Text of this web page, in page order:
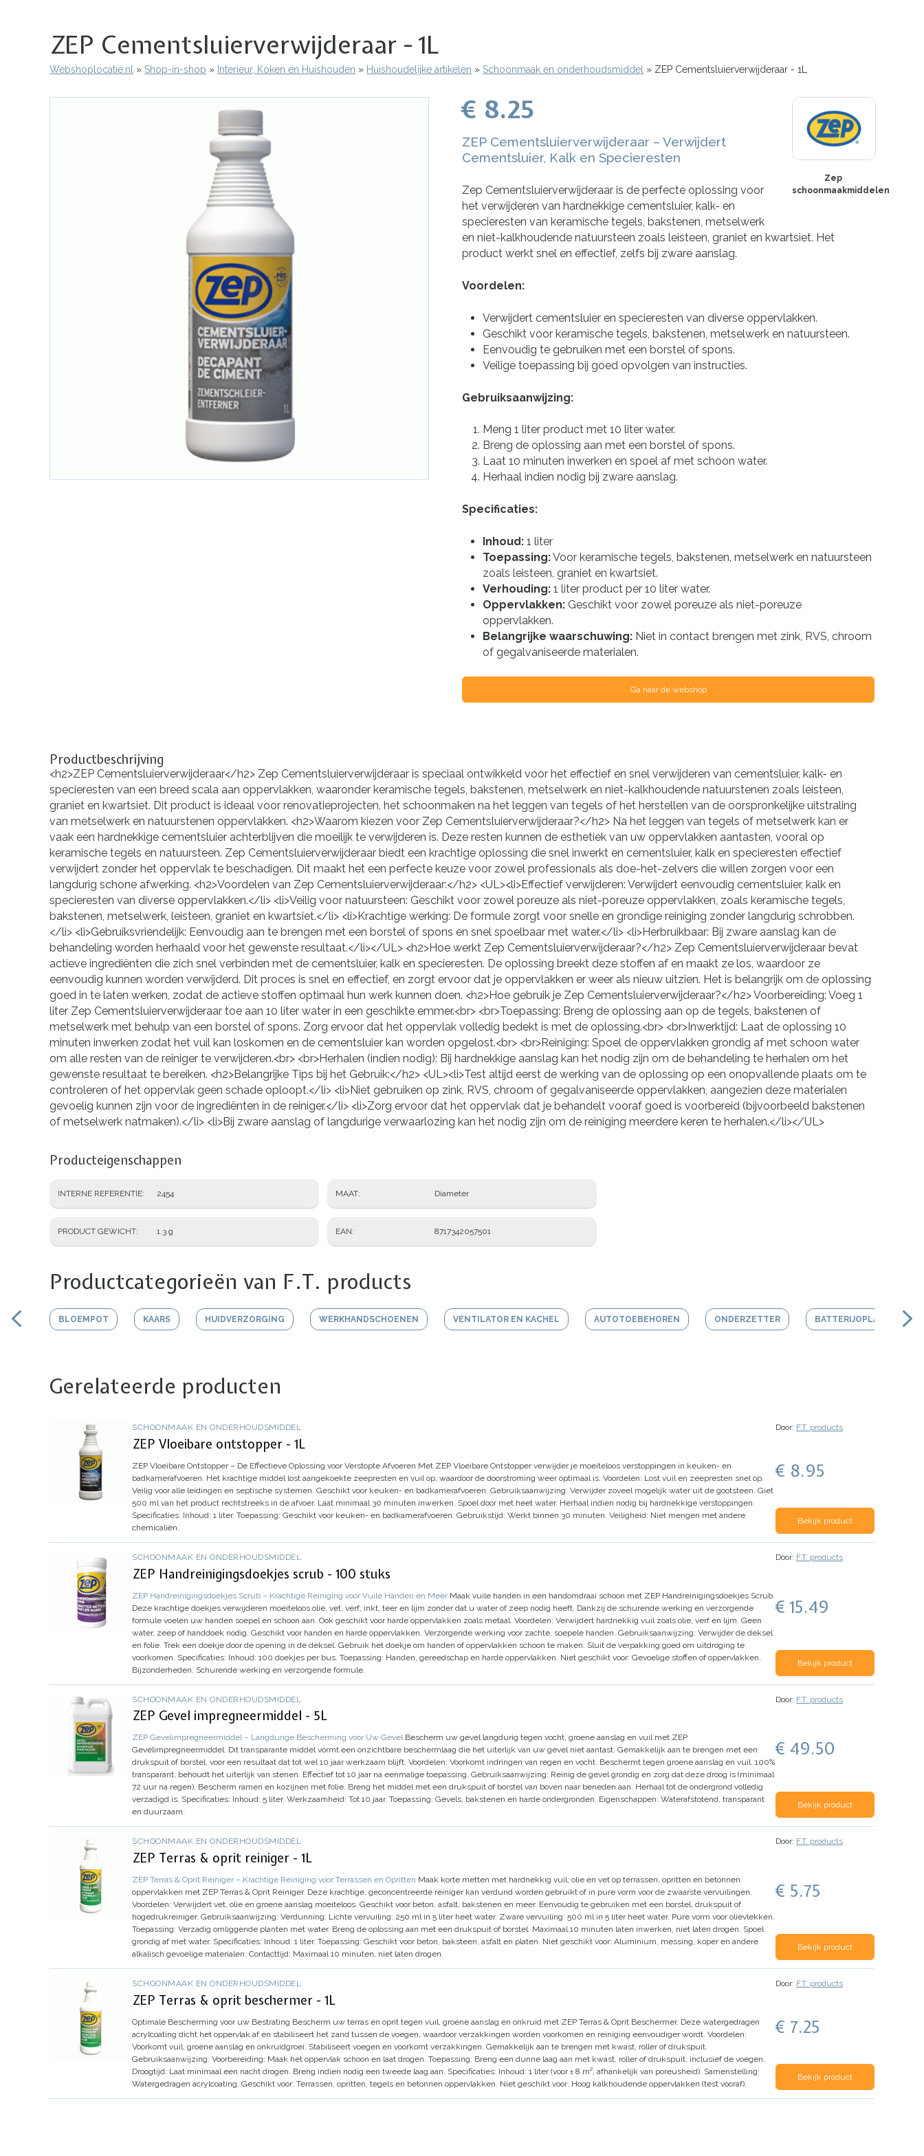
ZEP Cementsluierverwijderaar - 1L
Kruimelpad
Webshoplocatie.nl Shop-in-shop Interieur, Koken en Huishouden Huishoudelijke artikelen Schoonmaak en onderhoudsmiddel ZEP Cementsluierverwijderaar - 1L
Zep
schoonmaakmiddelen
€ 8.25
ZEP Cementsluierverwijderaar – Verwijdert
Cementsluier, Kalk en Specieresten
Zep Cementsluierverwijderaar is de perfecte oplossing voor
het verwijderen van hardnekkige cementsluier, kalk- en
specieresten van keramische tegels, bakstenen, metselwerk
en niet-kalkhoudende natuursteen zoals leisteen, graniet en kwartsiet. Het
product werkt snel en effectief, zelfs bij zware aanslag.
Voordelen:
Verwijdert cementsluier en specieresten van diverse oppervlakken.
Geschikt voor keramische tegels, bakstenen, metselwerk en natuursteen.
Eenvoudig te gebruiken met een borstel of spons.
Veilige toepassing bij goed opvolgen van instructies.
Gebruiksaanwijzing:
Meng 1 liter product met 10 liter water.
Breng de oplossing aan met een borstel of spons.
Laat 10 minuten inwerken en spoel af met schoon water.
Herhaal indien nodig bij zware aanslag.
Specificaties:
Inhoud: 1 liter
Toepassing:Voor keramische tegels, bakstenen, metselwerk en natuursteen
zoals leisteen, graniet en kwartsiet.
Verhouding: 1 liter product per 10 liter water.
Oppervlakken: Geschikt voor zowel poreuze als niet-poreuze
oppervlakken.
Belangrijke waarschuwing: Niet in contact brengen met zink, RVS, chroom
of gegalvaniseerde materialen.
Ga naar de webshop
Productbeschrijving
<h2>ZEP Cementsluierverwijderaar</h2> Zep Cementsluierverwijderaar is speciaal ontwikkeld voor het effectief en snel verwijderen van cementsluier, kalk- en
specieresten van een breed scala aan oppervlakken, waaronder keramische tegels, bakstenen, metselwerk en niet-kalkhoudende natuurstenen zoals leisteen,
graniet en kwartsiet. Dit product is ideaal voor renovatieprojecten, het schoonmaken na het leggen van tegels of het herstellen van de oorspronkelijke uitstraling
van metselwerk en natuurstenen oppervlakken. <h2>Waarom kiezen voor Zep Cementsluierverwijderaar?</h2> Na het leggen van tegels of metselwerk kan er
vaak een hardnekkige cementsluier achterblijven die moeilijk te verwijderen is. Deze resten kunnen de esthetiek van uw oppervlakken aantasten, vooral op
keramische tegels en natuursteen. Zep Cementsluierverwijderaar biedt een krachtige oplossing die snel inwerkt en cementsluier, kalk en specieresten effectief
verwijdert zonder het oppervlak te beschadigen. Dit maakt het een perfecte keuze voor zowel professionals als doe-het-zelvers die willen zorgen voor een
langdurig schone afwerking. <h2>Voordelen van Zep Cementsluierverwijderaar:</h2> <UL><li>Effectief verwijderen: Verwijdert eenvoudig cementsluier, kalk en
specieresten van diverse oppervlakken.</li> <li>Veilig voor natuursteen: Geschikt voor zowel poreuze als niet-poreuze oppervlakken, zoals keramische tegels,
bakstenen, metselwerk, leisteen, graniet en kwartsiet.</li> <li>Krachtige werking: De formule zorgt voor snelle en grondige reiniging zonder langdurig schrobben.
</li> <li>Gebruiksvriendelijk: Eenvoudig aan te brengen met een borstel of spons en snel spoelbaar met water.</li> <li>Herbruikbaar: Bij zware aanslag kan de
behandeling worden herhaald voor het gewenste resultaat.</li></UL> <h2>Hoe werkt Zep Cementsluierverwijderaar?</h2> Zep Cementsluierverwijderaar bevat
actieve ingrediënten die zich snel verbinden met de cementsluier, kalk en specieresten. De oplossing breekt deze stoffen af en maakt ze los, waardoor ze
eenvoudig kunnen worden verwijderd. Dit proces is snel en effectief, en zorgt ervoor dat je oppervlakken er weer als nieuw uitzien. Het is belangrijk om de oplossing
goed in te laten werken, zodat de actieve stoffen optimaal hun werk kunnen doen. <h2>Hoe gebruik je Zep Cementsluierverwijderaar?</h2> Voorbereiding: Voeg 1
liter Zep Cementsluierverwijderaar toe aan 10 liter water in een geschikte emmer.<br> <br>Toepassing: Breng de oplossing aan op de tegels, bakstenen of
metselwerk met behulp van een borstel of spons. Zorg ervoor dat het oppervlak volledig bedekt is met de oplossing.<br> <br>Inwerktijd: Laat de oplossing 10
minuten inwerken zodat het vuil kan loskomen en de cementsluier kan worden opgelost.<br> <br>Reiniging: Spoel de oppervlakken grondig af met schoon water
om alle resten van de reiniger te verwijderen.<br> <br>Herhalen (indien nodig): Bij hardnekkige aanslag kan het nodig zijn om de behandeling te herhalen om het
gewenste resultaat te bereiken. <h2>Belangrijke Tips bij het Gebruik:</h2> <UL><li>Test altijd eerst de werking van de oplossing op een onopvallende plaats om te
controleren of het oppervlak geen schade oploopt.</li> <li>Niet gebruiken op zink, RVS, chroom of gegalvaniseerde oppervlakken, aangezien deze materialen
gevoelig kunnen zijn voor de ingrediënten in de reiniger.</li> <li>Zorg ervoor dat het oppervlak dat je behandelt vooraf goed is voorbereid (bijvoorbeeld bakstenen
of metselwerk natmaken).</li> <li>Bij zware aanslag of langdurige verwaarlozing kan het nodig zijn om de reiniging meerdere keren te herhalen.</li></UL>
Producteigenschappen
INTERNE REFERENTIE 2454
PRODUCT GEWICHT 1.3 g
MAAT Diameter
EAN 8717342057501
Productcategorieën van F.T. products
BLOEMPOT KAARS HUIDVERZORGING WERKHANDSCHOENEN VENTILATOR EN KACHEL AUTOTOEBEHOREN ONDERZETTER BATTERIJOPLADER
Gerelateerde producten
SCHOONMAAK EN ONDERHOUDSMIDDEL
ZEP Vloeibare ontstopper - 1L
ZEP Vloeibare Ontstopper – De Effectieve Oplossing voor Verstopte Afvoeren Met ZEP Vloeibare Ontstopper verwijder je moeiteloos verstoppingen in keuken- en
badkamerafvoeren. Het krachtige middel lost aangekoekte zeepresten en vuil op, waardoor de doorstroming weer optimaal is. Voordelen: Lost vuil en zeepresten snel op.
Veilig voor alle leidingen en septische systemen. Geschikt voor keuken- en badkamerafvoeren. Gebruiksaanwijzing: Verwijder zoveel mogelijk water uit de gootsteen. Giet
500 ml van het product rechtstreeks in de afvoer. Laat minimaal 30 minuten inwerken. Spoel door met heet water. Herhaal indien nodig bij hardnekkige verstoppingen.
Specificaties: Inhoud: 1 liter. Toepassing: Geschikt voor keuken- en badkamerafvoeren. Gebruikstijd: Werkt binnen 30 minuten. Veiligheid: Niet mengen met andere
chemicaliën.
Door: F.T. products
€ 8.95
Bekijk product
SCHOONMAAK EN ONDERHOUDSMIDDEL
ZEP Handreinigingsdoekjes scrub - 100 stuks
ZEP Handreinigingsdoekjes Scrub – Krachtige Reiniging voor Vuile Handen en Meer Maak vuile handen in een handomdraai schoon met ZEP Handreinigingsdoekjes Scrub.
Deze krachtige doekjes verwijderen moeiteloos olie, vet, verf, inkt, teer en lijm zonder dat u water of zeep nodig heeft. Dankzij de schurende werking en verzorgende
formule voelen uw handen soepel en schoon aan. Ook geschikt voor harde oppervlakken zoals metaal. Voordelen: Verwijdert hardnekkig vuil zoals olie, verf en lijm. Geen
water, zeep of handdoek nodig. Geschikt voor handen en harde oppervlakken. Verzorgende werking voor zachte, soepele handen. Gebruiksaanwijzing: Verwijder de deksel
en folie. Trek een doekje door de opening in de deksel. Gebruik het doekje om handen of oppervlakken schoon te maken. Sluit de verpakking goed om uitdroging te
voorkomen. Specificaties: Inhoud: 100 doekjes per bus. Toepassing: Handen, gereedschap en harde oppervlakken. Niet geschikt voor: Gevoelige stoffen of oppervlakken.
Bijzonderheden: Schurende werking en verzorgende formule.
Door: F.T. products
€ 15.49
Bekijk product
SCHOONMAAK EN ONDERHOUDSMIDDEL
ZEP Gevel impregneermiddel - 5L
ZEP Gevelimpregneermiddel – Langdurige Bescherming voor Uw Gevel Bescherm uw gevel langdurig tegen vocht, groene aanslag en vuil met ZEP
Gevelimpregneermiddel. Dit transparante middel vormt een onzichtbare beschermlaag die het uiterlijk van uw gevel niet aantast. Gemakkelijk aan te brengen met een
drukspuit of borstel, voor een resultaat dat tot wel 10 jaar werkzaam blijft. Voordelen: Voorkomt indringen van regen en vocht. Beschermt tegen groene aanslag en vuil. 100%
transparant, behoudt het uiterlijk van stenen. Effectief tot 10 jaar na eenmalige toepassing. Gebruiksaanwijzing: Reinig de gevel grondig en zorg dat deze droog is (minimaal
72 uur na regen). Bescherm ramen en kozijnen met folie. Breng het middel met een drukspuit of borstel van boven naar beneden aan. Herhaal tot de ondergrond volledig
verzadigd is. Specificaties: Inhoud: 5 liter. Werkzaamheid: Tot 10 jaar. Toepassing: Gevels, bakstenen en harde ondergronden. Eigenschappen: Waterafstotend, transparant
en duurzaam.
Door: F.T. products
€ 49.50
Bekijk product
SCHOONMAAK EN ONDERHOUDSMIDDEL
ZEP Terras & oprit reiniger - 1L
ZEP Terras & Oprit Reiniger – Krachtige Reiniging voor Terrassen en Opritten Maak korte metten met hardnekkig vuil, olie en vet op terrassen, opritten en betonnen
oppervlakken met ZEP Terras & Oprit Reiniger. Deze krachtige, geconcentreerde reiniger kan verdund worden gebruikt of in pure vorm voor de zwaarste vervuilingen.
Voordelen: Verwijdert vet, olie en groene aanslag moeiteloos. Geschikt voor beton, asfalt, bakstenen en meer. Eenvoudig te gebruiken met een borstel, drukspuit of
hogedrukreiniger. Gebruiksaanwijzing: Verdunning: Lichte vervuiling: 250 ml in 5 liter heet water. Zware vervuiling: 500 ml in 5 liter heet water. Pure vorm voor olievlekken.
Toepassing: Verzadig omliggende planten met water. Breng de oplossing aan met een drukspuit of borstel. Maximaal 10 minuten laten inwerken, niet laten drogen. Spoel
grondig af met water. Specificaties: Inhoud: 1 liter. Toepassing: Geschikt voor beton, baksteen, asfalt en platen. Niet geschikt voor: Aluminium, messing, koper en andere
alkalisch gevoelige materialen. Contacttijd: Maximaal 10 minuten, niet laten drogen.
Door: F.T. products
€ 5.75
Bekijk product
SCHOONMAAK EN ONDERHOUDSMIDDEL
ZEP Terras & oprit beschermer - 1L
Optimale Bescherming voor uw Bestrating Bescherm uw terras en oprit tegen vuil, groene aanslag en onkruid met ZEP Terras & Oprit Beschermer. Deze watergedragen
acrylcoating dicht het oppervlak af en stabiliseert het zand tussen de voegen, waardoor verzakkingen worden voorkomen en reiniging eenvoudiger wordt. Voordelen:
Voorkomt vuil, groene aanslag en onkruidgroei. Stabiliseert voegen en voorkomt verzakkingen. Gemakkelijk aan te brengen met kwast, roller of drukspuit.
Gebruiksaanwijzing: Voorbereiding: Maak het oppervlak schoon en laat drogen. Toepassing: Breng een dunne laag aan met kwast, roller of drukspuit, inclusief de voegen.
Droogtijd: Laat minimaal een nacht drogen. Breng indien nodig een tweede laag aan. Specificaties: Inhoud: 1 liter (voor ± 8 m², afhankelijk van poreusheid). Samenstelling:
Watergedragen acrylcoating. Geschikt voor: Terrassen, opritten, tegels en betonnen oppervlakken. Niet geschikt voor: Hoog kalkhoudende oppervlakken (test vooraf).
Door: F.T. products
€ 7.25
Bekijk product